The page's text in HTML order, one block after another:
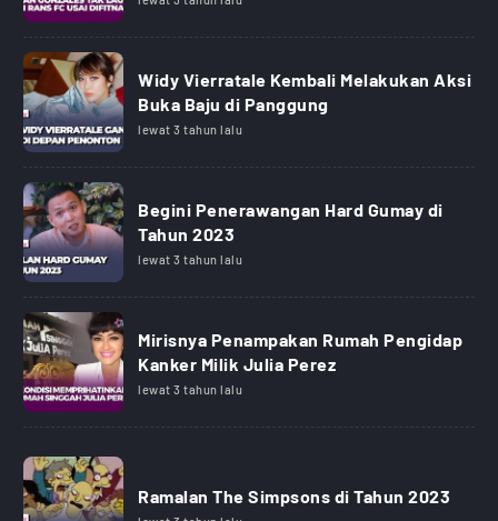
Widy Vierratale Kembali Melakukan Aksi
Buka Baju di Panggung
lewat 3 tahun lalu
Begini Penerawangan Hard Gumay di
Tahun 2023
lewat 3 tahun lalu
Mirisnya Penampakan Rumah Pengidap
Kanker Milik Julia Perez
lewat 3 tahun lalu
Ramalan The Simpsons di Tahun 2023